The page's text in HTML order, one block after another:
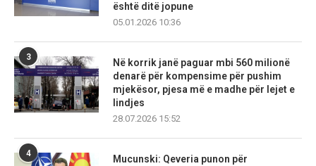
është ditë jopune
05.01.2026 10:36
3
Në korrik janë paguar mbi 560 milionë
denarë për kompensime për pushim
mjekësor, pjesa më e madhe për lejet e
lindjes
28.07.2026 15:52
4
Mucunski: Qeveria punon për